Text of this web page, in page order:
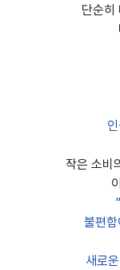
단순히
작은 소비
불편
새로